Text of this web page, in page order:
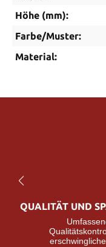
Höhe (mm):
Farbe/Muster:
Material:
QUALITÄT UND